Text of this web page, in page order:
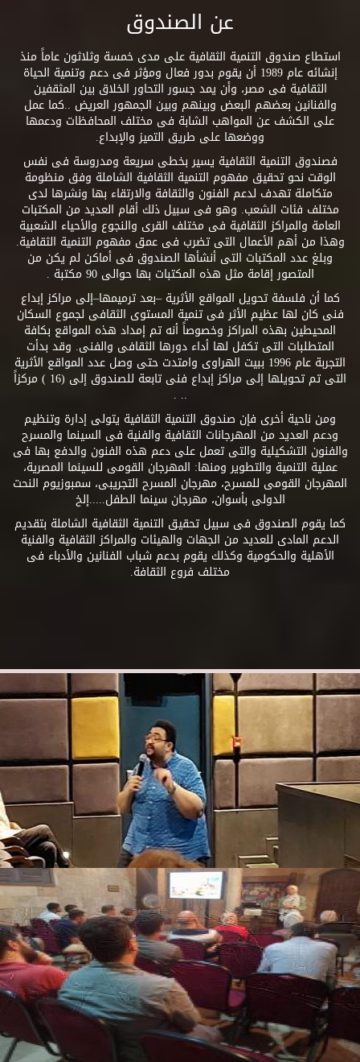
عن الصندوق
استطاع صندوق التنمية الثقافية على مدى خمسة وثلاثون عاماً منذ
إنشائه عام 1989 أن يقوم بدور فعال ومؤثر فى دعم وتنمية الحياة
الثقافية فى مصر، وأن يمد جسور التحاور الخلاق بين المثقفين
والفنانين بعضهم البعض وبينهم وبين الجمهور العريض ..كما عمل
على الكشف عن المواهب الشابة فى مختلف المحافظات ودعمها
ووضعها على طريق التميز والإبداع.
فصندوق التنمية الثقافية يسير بخطى سريعة ومدروسة فى نفس
الوقت نحو تحقيق مفهوم التنمية الثقافية الشاملة وفق منظومة
متكاملة تهدف لدعم الفنون والثقافة والارتقاء بها ونشرها لدى
مختلف فئات الشعب. وهو فى سبيل ذلك أقام العديد من المكتبات
العامة والمراكز الثقافية فى مختلف القرى والنجوع والأحياء الشعبية
وهذا من أهم الأعمال التى تضرب فى عمق مفهوم التنمية الثقافية.
وبلغ عدد المكتبات التى أنشأها الصندوق فى أماكن لم يكن من
المتصور إقامة مثل هذه المكتبات بها حوالى 90 مكتبة .
كما أن فلسفة تحويل المواقع الأثرية –بعد ترميمها–إلى مراكز إبداع
فنى كان لها عظيم الأثر فى تنمية المستوى الثقافى لجموع السكان
المحيطين بهذه المراكز وخصوصاً أنه تم إمداد هذه المواقع بكافة
المتطلبات التى تكفل لها أداء دورها الثقافى والفنى. وقد بدأت
التجربة عام 1996 ببيت الهراوى وامتدت حتى وصل عدد المواقع الأثرية
التى تم تحويلها إلى مراكز إبداع فنى تابعة للصندوق إلى (16 ) مركزاً
.. .
ومن ناحية أخرى فإن صندوق التنمية الثقافية يتولى إدارة وتنظيم
ودعم العديد من المهرجانات الثقافية والفنية فى السينما والمسرح
والفنون التشكيلية والتى تعمل على دعم هذه الفنون والدفع بها فى
عملية التنمية والتطوير ومنها: المهرجان القومى للسينما المصرية،
المهرجان القومى للمسرح، مهرجان المسرح التجريبى، سمبوزيوم النحت
الدولى بأسوان، مهرجان سينما الطفل.....إلخ
كما يقوم الصندوق فى سبيل تحقيق التنمية الثقافية الشاملة بتقديم
الدعم المادى للعديد من الجهات والهيئات والمراكز الثقافية والفنية
الأهلية والحكومية وكذلك يقوم بدعم شباب الفنانين والأدباء فى
مختلف فروع الثقافة.